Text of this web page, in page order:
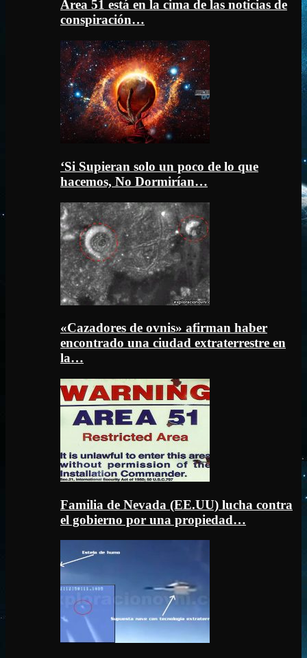
Área 51 está en la cima de las noticias de
conspiración…
‘Si Supieran solo un poco de lo que
hacemos, No Dormirían…
«Cazadores de ovnis» afirman haber
encontrado una ciudad extraterrestre en
la…
Familia de Nevada (EE.UU) lucha contra
el gobierno por una propiedad…